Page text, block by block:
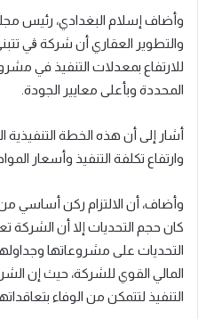
والتطوير العقاري أن شركة ڨي
للارتفاع بمعدلات التنفيذ في
المحددة وبأعلى معايير الجودة.
أشار إلى أن هذه الخطة التنفيذية
وارتفاع تكلفة التنفيذ وأسعار
وأضاف، أن الالتزام ركن أساسي
كان حجم التحديات إلا أن الشركة
التحديات على مشروعاتها
المالي القوي للشركة، حيث إن
التنفيذ لتتمكن من الوفاء